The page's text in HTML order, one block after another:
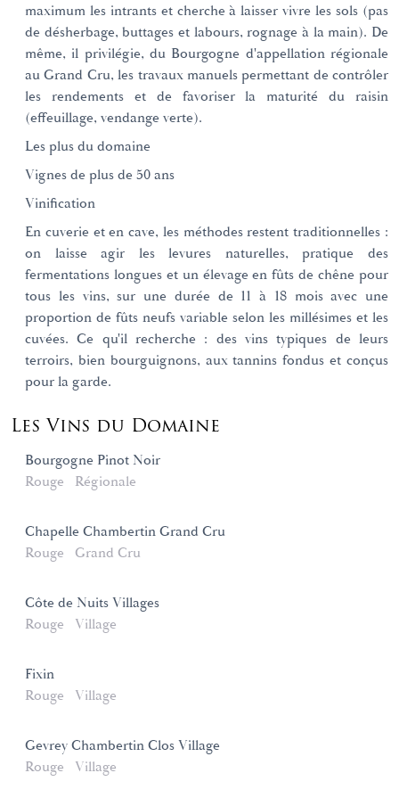
maximum les intrants et cherche à laisser vivre les sols (pas
de désherbage, buttages et labours, rognage à la main). De
même, il privilégie, du Bourgogne d'appellation régionale
au Grand Cru, les travaux manuels permettant de contrôler
les rendements et de favoriser la maturité du raisin
(effeuillage, vendange verte).
Les plus du domaine
Vignes de plus de 50 ans
Vinification
En cuverie et en cave, les méthodes restent traditionnelles :
on laisse agir les levures naturelles, pratique des
fermentations longues et un élevage en fûts de chêne pour
tous les vins, sur une durée de 11 à 18 mois avec une
proportion de fûts neufs variable selon les millésimes et les
cuvées. Ce qu'il recherche : des vins typiques de leurs
terroirs, bien bourguignons, aux tannins fondus et conçus
pour la garde.
Les Vins du Domaine
Bourgogne Pinot Noir
Rouge
Régionale
Chapelle Chambertin Grand Cru
Rouge
Grand Cru
Côte de Nuits Villages
Rouge
Village
Fixin
Rouge
Village
Gevrey Chambertin Clos Village
Rouge
Village